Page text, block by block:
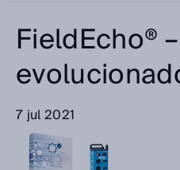
FieldEcho®
7 jul 2021